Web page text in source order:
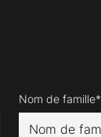
Nom de famille*